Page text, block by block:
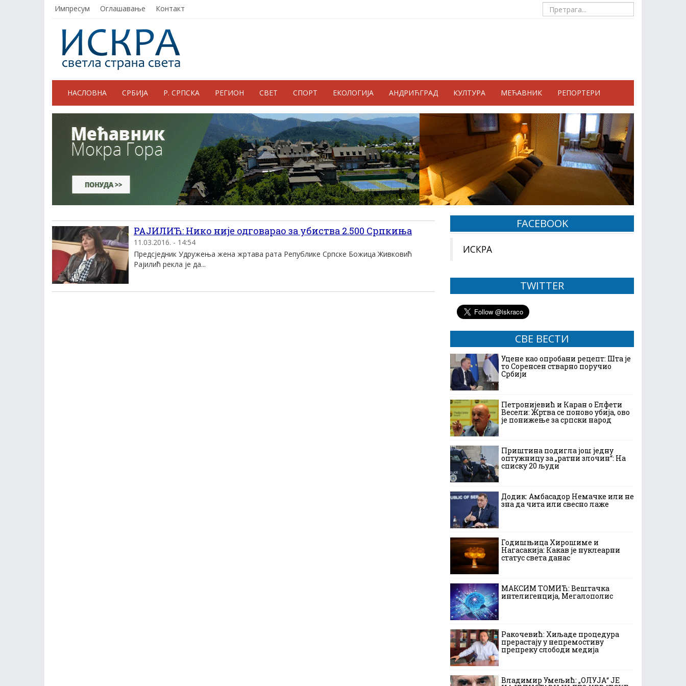
Импресум Оглашавање Контакт
НАСЛОВНА СРБИЈА Р. СРПСКА РЕГИОН СВЕТ СПОРТ ЕКОЛОГИЈА АНДРИЋГРАД КУЛТУРА МЕЋАВНИК РЕПОРТЕРИ
РАЈИЛИЋ: Нико није одговарао за убиства 2.500 Српкиња
11.03.2016. - 14:54
Предсједник Удружења жена жртава рата Републике Српске Божица Живковић
Рајилић рекла је да...
FACEBOOK
ИСКРА
TWITTER
СВЕ ВЕСТИ
Уцене као опробани рецепт: Шта је
то Соренсен стварно поручио
Србији
Петронијевић и Каран о Елфети
Весели: Жртва се поново убија, ово
је понижење за српски народ
Приштина подигла још једну
оптужницу за „ратни злочин“: На
списку 20 људи
Додик: Амбасадор Немачке или не
зна да чита или свесно лаже
Годишњица Хирошиме и
Нагасакија: Какав је нуклеарни
статус света данас
МАКСИМ ТОМИЋ: Вештачка
интелигенција, Мегалополис
Ракочевић: Хиљаде процедура
прерастају у непремостиву
препреку слободи медија
Владимир Умељић: „ОЛУЈА“ ЈЕ